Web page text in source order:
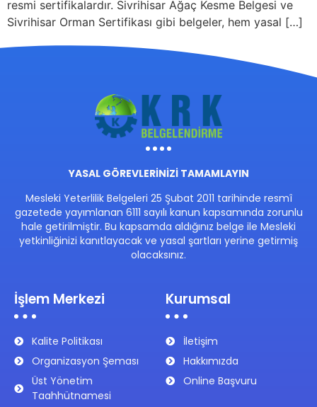
resmi sertifikalardır. Sivrihisar Ağaç Kesme Belgesi ve
Sivrihisar Orman Sertifikası gibi belgeler, hem yasal […]
YASAL GÖREVLERİNİZİ TAMAMLAYIN
Mesleki Yeterlilik Belgeleri 25 Şubat 2011 tarihinde resmî
gazetede yayımlanan 6111 sayılı kanun kapsamında zorunlu
hale getirilmiştir. Bu kapsamda aldığınız belge ile Mesleki
yetkinliğinizi kanıtlayacak ve yasal şartları yerine getirmiş
olacaksınız.
İşlem Merkezi
Kalite Politikası
Organizasyon Şeması
Üst Yönetim
Taahhütnamesi
Kurumsal
İletişim
Hakkımızda
Online Başvuru